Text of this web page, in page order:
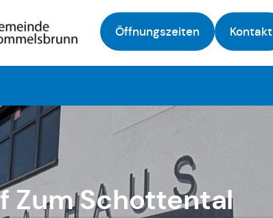
Öffnungszeiten Kontakt
Zum Schottental